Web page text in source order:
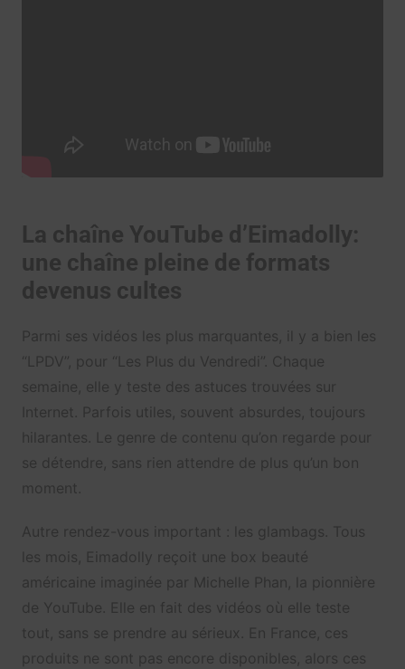
La chaîne YouTube d’Eimadolly:
une chaîne pleine de formats
devenus cultes
Parmi ses vidéos les plus marquantes, il y a bien les
“LPDV”, pour “Les Plus du Vendredi”. Chaque
semaine, elle y teste des astuces trouvées sur
Internet. Parfois utiles, souvent absurdes, toujours
hilarantes. Le genre de contenu qu’on regarde pour
se détendre, sans rien attendre de plus qu’un bon
moment.
Autre rendez-vous important : les glambags. Tous
les mois, Eimadolly reçoit une box beauté
américaine imaginée par Michelle Phan, la pionnière
de YouTube. Elle en fait des vidéos où elle teste
tout, sans se prendre au sérieux. En France, ces
produits ne sont pas encore disponibles, alors ces